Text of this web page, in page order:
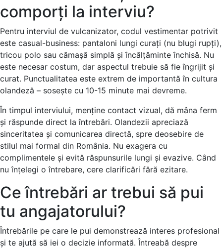
comporți la interviu?
Pentru interviul de vulcanizator, codul vestimentar potrivit
este casual-business: pantaloni lungi curați (nu blugi rupți),
tricou polo sau cămașă simplă și încălțăminte închisă. Nu
este necesar costum, dar aspectul trebuie să fie îngrijit și
curat. Punctualitatea este extrem de importantă în cultura
olandeză – sosește cu 10-15 minute mai devreme.
În timpul interviului, menține contact vizual, dă mâna ferm
și răspunde direct la întrebări. Olandezii apreciază
sinceritatea și comunicarea directă, spre deosebire de
stilul mai formal din România. Nu exagera cu
complimentele și evită răspunsurile lungi și evazive. Când
nu înțelegi o întrebare, cere clarificări fără ezitare.
Ce întrebări ar trebui să pui
tu angajatorului?
Întrebările pe care le pui demonstrează interes profesional
și te ajută să iei o decizie informată. Întreabă despre